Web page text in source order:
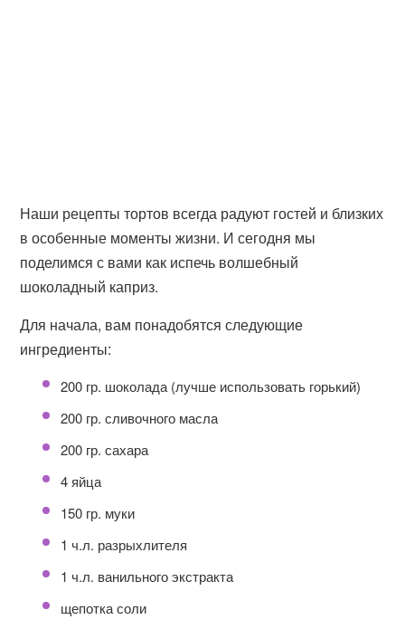
Наши рецепты тортов всегда радуют гостей и близких
в особенные моменты жизни. И сегодня мы
поделимся с вами как испечь волшебный
шоколадный каприз.
Для начала, вам понадобятся следующие
ингредиенты:
200 гр. шоколада (лучше использовать горький)
200 гр. сливочного масла
200 гр. сахара
4 яйца
150 гр. муки
1 ч.л. разрыхлителя
1 ч.л. ванильного экстракта
щепотка соли